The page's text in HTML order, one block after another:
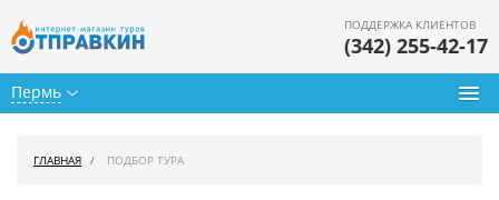
Пермь
ПОДДЕРЖКА КЛИЕНТОВ
(342) 255-42-17
ГЛАВНАЯ ПОДБОР ТУРА